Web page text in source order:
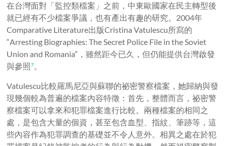
在台灣面對「監控類檔案」之前，中東歐國家在民主轉型後
就已經有不少檔案爭議，也有產出有趣的研究。 2004年
Comparative Literature出版Cristina Vatulescu所寫的
“Arresting Biographies: The Secret Police File in the Soviet
Union and Romania” ，雖然距今已久，但仍能提供台灣啟發
與參照7。
Vatulescu比較羅馬尼亞與蘇聯的祕密警察檔案，她歸納與發
現幾個較為普遍的檔案內容特徵：首先，整體而言，祕密警
察檔案可以拿來和犯罪檔案進行比較。兩種檔案的相同之
處，是包含大量的個資，甚至包含血型、指紋、筆跡等，這
些內容作為犯罪調查的基礎並不令人意外。相異之處在於犯